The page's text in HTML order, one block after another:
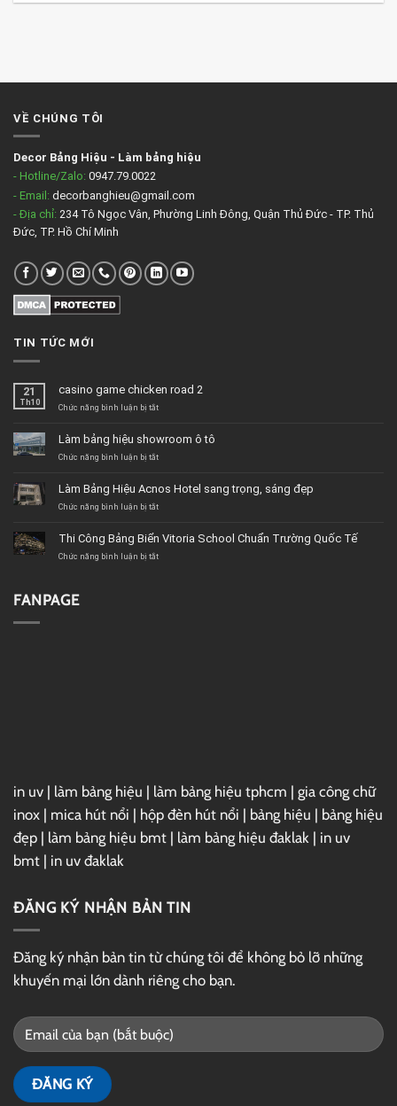
VỀ CHÚNG TÔI
Decor Bảng Hiệu - Làm bảng hiệu
- Hotline/Zalo: 0947.79.0022
- Email: decorbanghieu@gmail.com
- Địa chỉ: 234 Tô Ngọc Vân, Phường Linh Đông, Quận Thủ Đức - TP. Thủ
Đức, TP. Hồ Chí Minh
TIN TỨC MỚI
21
Th10
casino game chicken road 2
Chức năng bình luận bị tắtở
chicken
road
Làm bảng hiệu showroom ô tô
Chức năng bình luận bị tắtở
hiệu
showroom
Làm Bảng Hiệu Acnos Hotel sang trọng, sáng đẹp
Chức năng bình luận bị tắtở
Hiệu
Acnos
Thi Công Bảng Biển Vitoria School Chuẩn Trường Quốc Tế
Chức năng bình luận bị tắtở
FANPAGE
in uv | làm bảng hiệu | làm bảng hiệu tphcm | gia công chữ
inox | mica hút nổi | hộp đèn hút nổi | bảng hiệu | bảng hiệu
đẹp | làm bảng hiệu bmt | làm bảng hiệu đaklak | in uv
bmt | in uv đaklak
ĐĂNG KÝ NHẬN BẢN TIN
Đăng ký nhận bản tin từ chúng tôi để không bỏ lỡ những
khuyến mại lớn dành riêng cho bạn.